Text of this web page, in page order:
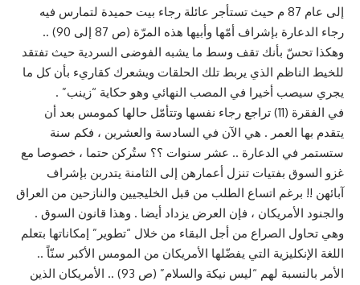
إلى عام 87 م حيث تستأجر عائلة رجاء بيت حميدة لتمارس فيه
رجاء الدعارة بإشراف أمّها وأبيها هذه المرّة (ص 87 إلى 90) ..
وهكذا تحسّ بأنك تقف وسط ما يشبه الفوضى السردية حيث تفتقد
للخيط الناظم الذي يربط تلك الحلقات ويشعرك كقاريء بأن كل ما
يجري سيصب أخيرا في المصب النهائي وهو حكاية “زينب” .
في الفقرة (11) تراجع رجاء نفسها وتتأمّل حالها كمومس بعد أن
يتقدم بها العمر . هي الآن في السادسة والعشرين ، فكم سنة
ستستمر في الدعارة .. عشر سنوات ؟؟ ستُركن حتما ، خصوصا مع
غزو السوق بفتيات تنزل أعمارهن إلى الثامنة يتدربن بإشراف
آبائهن !! برغم اتساع الطلب من قبل الخليجيين والنازحين من العراق
والجنود الأمريكان ، فإن العرض يزداد أيضا . وهذا قانون السوق .
وهي تحاول الصراع من أجل البقاء من خلال “تطوير” إمكاناتها بتعلم
اللغة الإنكليزية التي يفضّلها الأمريكان من المومس الأكبر سنّاً ..
الأمر بالنسبة لهم “ليس نيكة والسلام” (ص 93) .. الأمريكان الذين